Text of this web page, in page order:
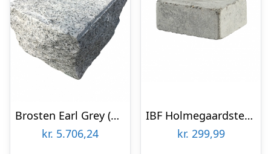
Brosten Earl Grey (Grå) 14 x 21 x 10 cm i kasse m. 130 stk
kr. 5.706,24
IBF Holmegaardsten 14×10,5×7 cm – Halve – Gråmix
kr. 299,99